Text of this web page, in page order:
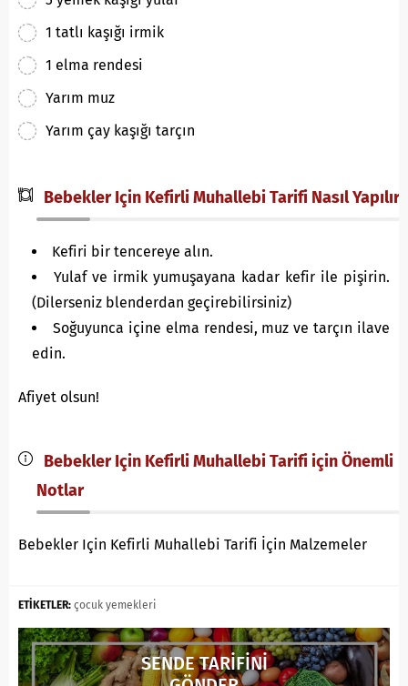
1 tatlı kaşığı irmik
1 elma rendesi
Yarım muz
Yarım çay kaşığı tarçın
Bebekler Için Kefirli Muhallebi Tarifi Nasıl Yapılır?
Kefiri bir tencereye alın.
Yulaf ve irmik yumuşayana kadar kefir ile pişirin.
(Dilerseniz blenderdan geçirebilirsiniz)
Soğuyunca içine elma rendesi, muz ve tarçın ilave
edin.
Afiyet olsun!
Bebekler Için Kefirli Muhallebi Tarifi için Önemli
Notlar
Bebekler Için Kefirli Muhallebi Tarifi İçin Malzemeler
ETİKETLER: çocuk yemekleri
SENDE TARİFİNİ